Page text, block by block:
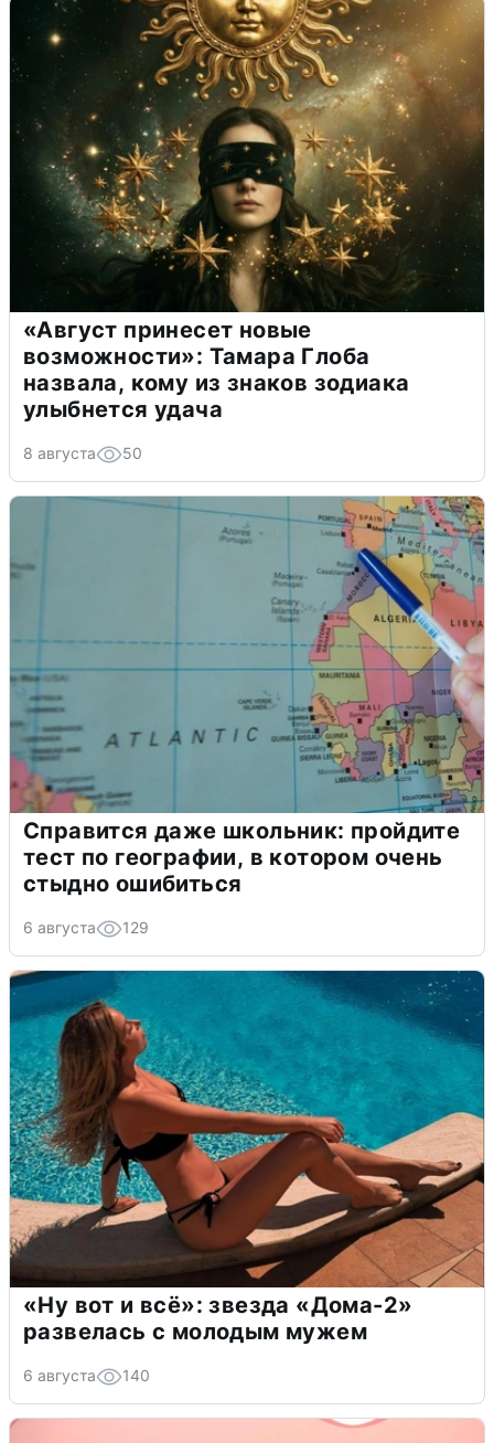
«Август принесет новые
возможности»: Тамара Глоба
назвала, кому из знаков зодиака
улыбнется удача
8 августа 50
Справится даже школьник: пройдите
тест по географии, в котором очень
стыдно ошибиться
6 августа 129
«Ну вот и всё»: звезда «Дома-2»
развелась с молодым мужем
6 августа 140